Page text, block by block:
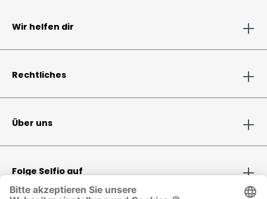
Wir helfen dir
Rechtliches
Über uns
Folge Selfio auf